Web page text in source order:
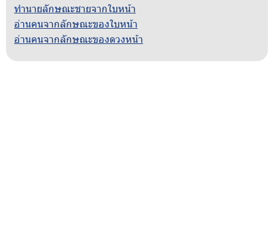
ทำนายลักษณะชายจากใบหน้า
อ่านคนจากลักษณะของใบหน้า
อ่านคนจากลักษณะของดวงหน้า